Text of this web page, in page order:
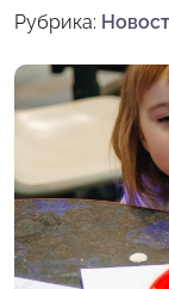
Рубрика: